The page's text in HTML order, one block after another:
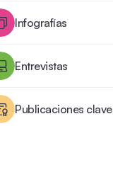
Infografías
Entrevistas
Publicaciones clave